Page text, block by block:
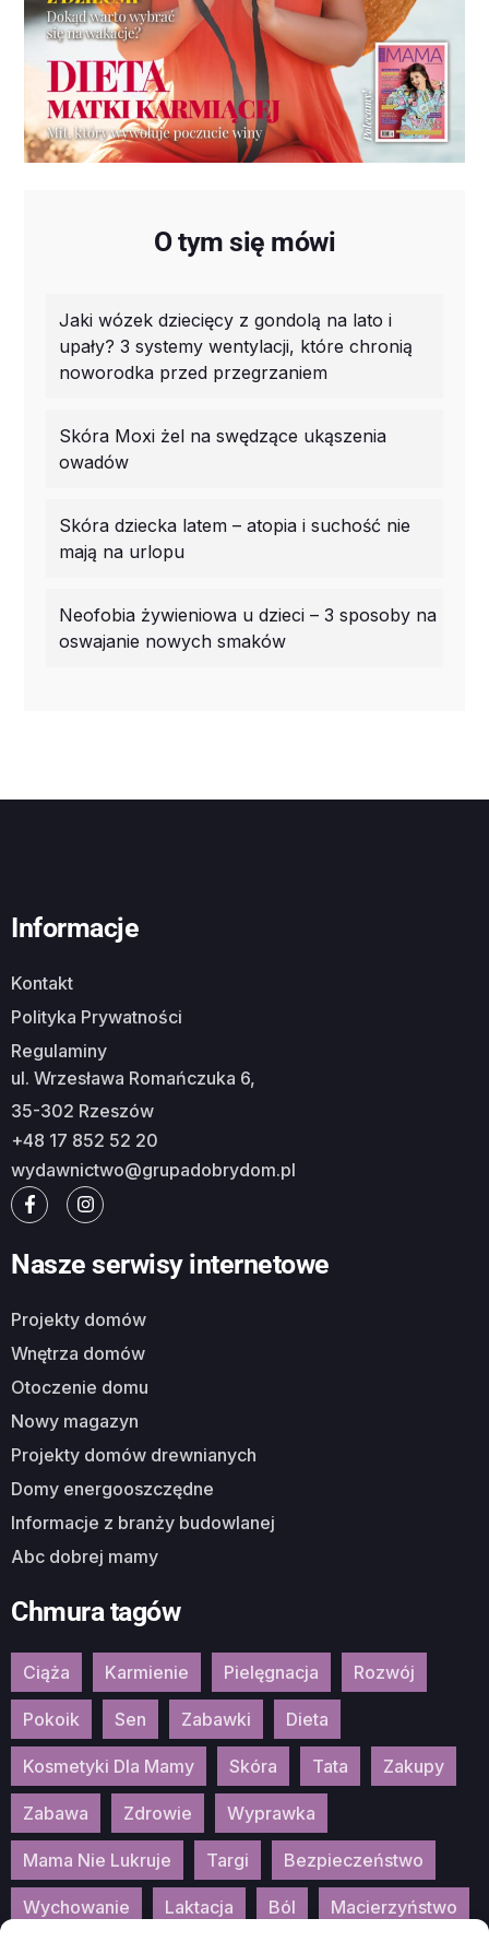
O tym się mówi
Jaki wózek dziecięcy z gondolą na lato i
upały? 3 systemy wentylacji, które chronią
noworodka przed przegrzaniem
Skóra Moxi żel na swędzące ukąszenia
owadów
Skóra dziecka latem – atopia i suchość nie
mają na urlopu
Neofobia żywieniowa u dzieci – 3 sposoby na
oswajanie nowych smaków
Informacje
Kontakt
Polityka Prywatności
Regulaminy
ul. Wrzesława Romańczuka 6,
35-302 Rzeszów
+48 17 852 52 20
wydawnictwo@grupadobrydom.pl
Nasze serwisy internetowe
Projekty domów
Wnętrza domów
Otoczenie domu
Nowy magazyn
Projekty domów drewnianych
Domy energooszczędne
Informacje z branży budowlanej
Abc dobrej mamy
Chmura tagów
Ciąża Karmienie Pielęgnacja Rozwój
Pokoik Sen Zabawki Dieta
Kosmetyki Dla Mamy Skóra Tata Zakupy
Zabawa Zdrowie Wyprawka
Mama Nie Lukruje Targi Bezpieczeństwo
Wychowanie Laktacja Ból Macierzyństwo